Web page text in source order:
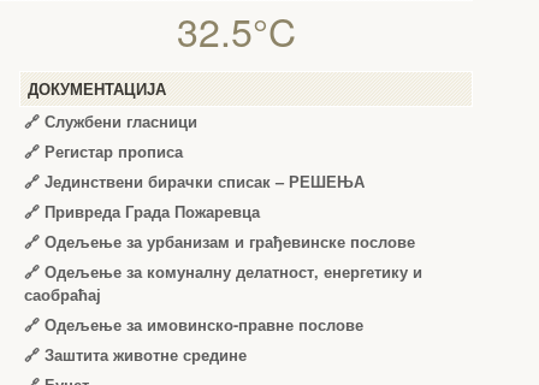
32.5°C
ДОКУМЕНТАЦИЈА
🔗 Службени гласници
🔗 Регистар прописа
🔗 Јединствени бирачки списак – РЕШЕЊА
🔗 Привреда Града Пожаревца
🔗 Одељење за урбанизам и грађевинске послове
🔗 Одељење за комуналну делатност, енергетику и
саобраћај
🔗 Одељење за имовинско-правне послове
🔗 Заштита животне средине